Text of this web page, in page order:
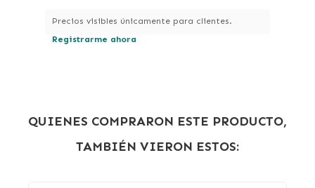
Precios visibles únicamente para clientes.
Registrarme ahora
QUIENES COMPRARON ESTE PRODUCTO,
TAMBIÉN VIERON ESTOS: